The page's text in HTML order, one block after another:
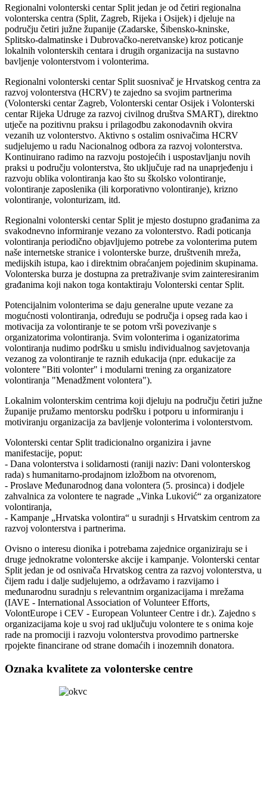
Regionalni volonterski centar Split jedan je od četiri regionalna
volonterska centra (Split, Zagreb, Rijeka i Osijek) i djeluje na
području četiri južne županije (Zadarske, Šibensko-kninske,
Splitsko-dalmatinske i Dubrovačko-neretvanske) kroz poticanje
lokalnih volonterskih centara i drugih organizacija na sustavno
bavljenje volonterstvom i volonterima.
Regionalni volonterski centar Split suosnivač je Hrvatskog centra za
razvoj volonterstva (HCRV) te zajedno sa svojim partnerima
(Volonterski centar Zagreb, Volonterski centar Osijek i Volonterski
centar Rijeka Udruge za razvoj civilnog društva SMART), direktno
utječe na pozitivnu praksu i prilagodbu zakonodavnih okvira
vezanih uz volonterstvo. Aktivno s ostalim osnivačima HCRV
sudjelujemo u radu Nacionalnog odbora za razvoj volonterstva.
Kontinuirano radimo na razvoju postojećih i uspostavljanju novih
praksi u području volonterstva, što uključuje rad na unaprjeđenju i
razvoju oblika volontiranja kao što su školsko volontiranje,
volontiranje zaposlenika (ili korporativno volontiranje), krizno
volontiranje, volonturizam, itd.
Regionalni volonterski centar Split je mjesto dostupno građanima za
svakodnevno informiranje vezano za volonterstvo. Radi poticanja
volontiranja periodično objavljujemo potrebe za volonterima putem
naše internetske stranice i volonterske burze, društvenih mreža,
medijskih istupa, kao i direktnim obraćanjem pojedinim skupinama.
Volonterska burza je dostupna za pretraživanje svim zainteresiranim
građanima koji nakon toga kontaktiraju Volonterski centar Split.
Potencijalnim volonterima se daju generalne upute vezane za
mogućnosti volontiranja, određuju se područja i opseg rada kao i
motivacija za volontiranje te se potom vrši povezivanje s
organizatorima volontiranja. Svim volonterima i oganizatorima
volontiranja nudimo podršku u smislu individualnog savjetovanja
vezanog za volontiranje te raznih edukacija (npr. edukacije za
volontere "Biti volonter" i modularni trening za organizatore
volontiranja "Menadžment volontera").
Lokalnim volonterskim centrima koji djeluju na području četiri južne
županije pružamo mentorsku podršku i potporu u informiranju i
motiviranju organizacija za bavljenje volonterima i volonterstvom.
Volonterski centar Split tradicionalno organizira i javne
manifestacije, poput:
- Dana volonterstva i solidarnosti (raniji naziv: Dani volonterskog
rada) s humanitarno-prodajnom izložbom na otvorenom,
- Proslave Međunarodnog dana volontera (5. prosinca) i dodjele
zahvalnica za volontere te nagrade „Vinka Luković“ za organizatore
volontiranja,
- Kampanje „Hrvatska volontira“ u suradnji s Hrvatskim centrom za
razvoj volonterstva i partnerima.
Ovisno o interesu dionika i potrebama zajednice organiziraju se i
druge jednokratne volonterske akcije i kampanje. Volonterski centar
Split jedan je od osnivača Hrvatskog centra za razvoj volonterstva, u
čijem radu i dalje sudjelujemo, a održavamo i razvijamo i
međunarodnu suradnju s relevantnim organizacijama i mrežama
(IAVE - International Association of Volunteer Efforts,
VolontEurope i CEV - European Volunteer Centre i dr.). Zajedno s
organizacijama koje u svoj rad uključuju volontere te s onima koje
rade na promociji i razvoju volonterstva provodimo partnerske
rpojekte financirane od strane domaćih i inozemnih donatora.
Oznaka kvalitete za volonterske centre